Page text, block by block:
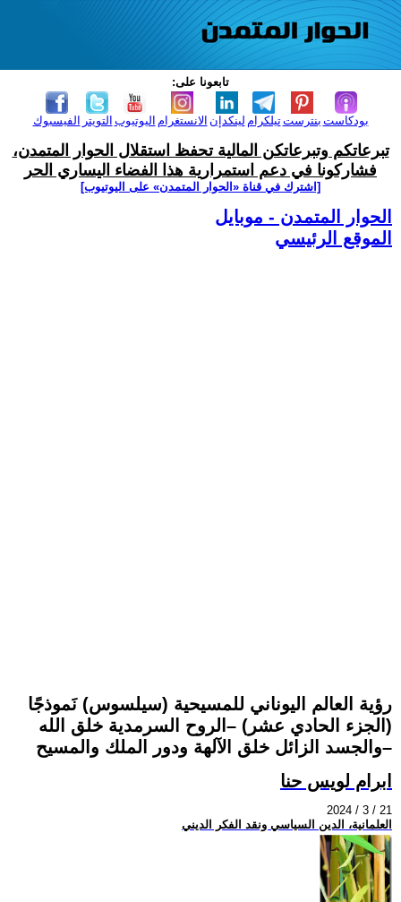
تابعونا على:
الفيسبوك التويتر اليوتيوب الانستغرام لينكدإن تيلكرامبنترست بودكاست
تبرعاتكم وتبرعاتكن المالية تحفظ استقلال الحوار المتمدن،
فشاركونا في دعم استمرارية هذا الفضاء اليساري الحر
[اشترك في قناة ‫«الحوار المتمدن» على اليوتيوب]
الحوار المتمدن - موبايل
الموقع الرئيسي
رؤية العالم اليوناني للمسيحية (سيلسوس) نَموذجًا
(الجزء الحادي عشر) –الروح السرمدية خلق الله
والجسد الزائل خلق الآلهة ودور الملك والمسيح–
ابرام لويس حنا
2024 / 3 / 21
العلمانية، الدين السياسي ونقد الفكر الديني